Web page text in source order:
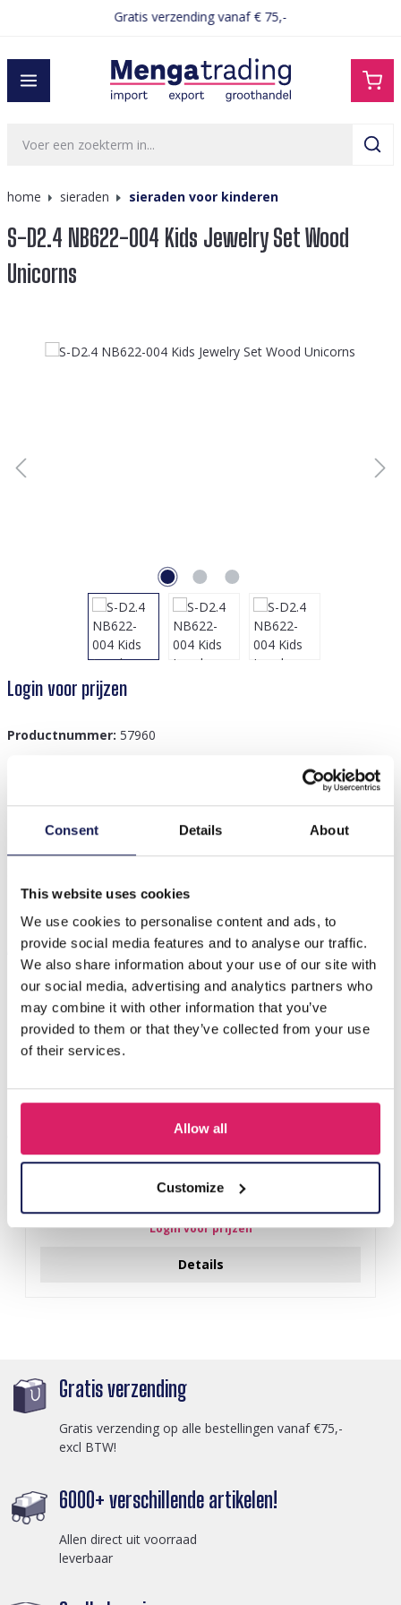
Consent Details About
This website uses cookies
We use cookies to personalise content and ads, to
provide social media features and to analyse our traffic.
We also share information about your use of our site with
our social media, advertising and analytics partners who
may combine it with other information that you’ve
provided to them or that they’ve collected from your use
of their services.
Allow all
Customize
Gratis verzending vanaf € 75,-
home sieraden sieraden voor kinderen
S-D2.4 NB622-004 Kids Jewelry Set Wood
Unicorns
Afbeeldingengalerij overslaan
Login voor prijzen
Productnummer: 57960
Beschrijving
Anderen kochten ook
F-A1.2 B1030-002 DIY Bracelet Set for Kids
Login voor prijzen
Details
Gratis verzending
Gratis verzending op alle bestellingen vanaf €75,-
excl BTW!
6000+ verschillende artikelen!
Allen direct uit voorraad
leverbaar